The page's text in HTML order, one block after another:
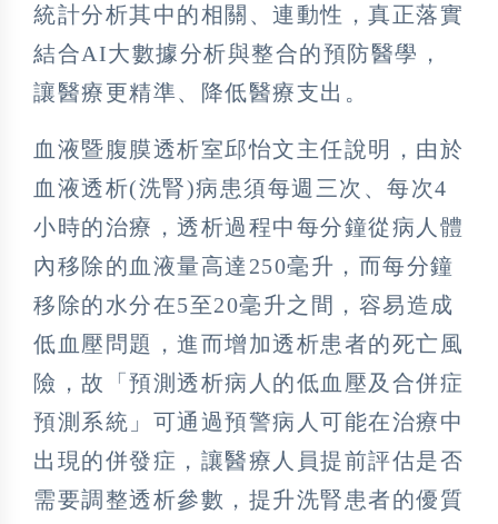
統計分析其中的相關、連動性，真正落實
結合AI大數據分析與整合的預防醫學，
讓醫療更精準、降低醫療支出。
血液暨腹膜透析室邱怡文主任說明，由於
血液透析(洗腎)病患須每週三次、每次4
小時的治療，透析過程中每分鐘從病人體
內移除的血液量高達250毫升，而每分鐘
移除的水分在5至20毫升之間，容易造成
低血壓問題，進而增加透析患者的死亡風
險，故「預測透析病人的低血壓及合併症
預測系統」可通過預警病人可能在治療中
出現的併發症，讓醫療人員提前評估是否
需要調整透析參數，提升洗腎患者的優質